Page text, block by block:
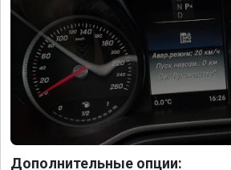
Дополнительные опции: